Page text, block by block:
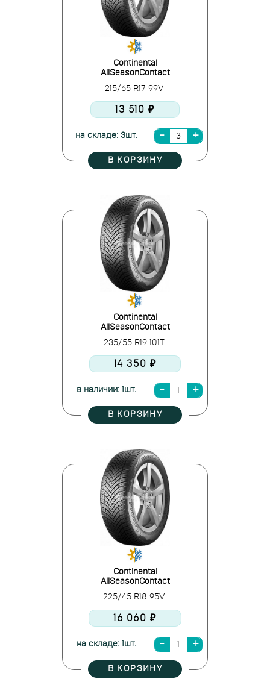
Continental
AllSeasonContact
215/65 R17 99V
13 510 ₽
на складе: 3шт.
В КОРЗИНУ
Continental
AllSeasonContact
235/55 R19 101T
14 350 ₽
в наличии: 1шт.
В КОРЗИНУ
Continental
AllSeasonContact
225/45 R18 95V
16 060 ₽
на складе: 1шт.
В КОРЗИНУ